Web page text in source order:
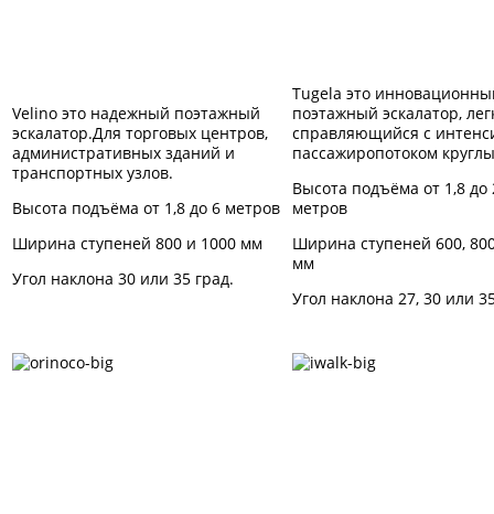
Velino это надежный поэтажный
эскалатор.Для торговых центров,
административных зданий и
транспортных узлов.
Высота подъёма от 1,8 до 6 метров
Ширина ступеней 800 и 1000 мм
Угол наклона 30 или 35 град.
Tugela это
поэтажный эскалатор,
справляющийся с
пассажиропотоком
Высота подъёма от 1,8 до
метров
Ширина ступеней 600,
мм
Угол наклона 27, 30 или